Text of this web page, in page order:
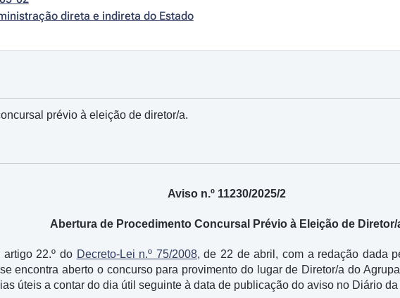
direta e indireta do Estado
prévio à eleição de diretor/a.
Aviso n.º 11230/2025/2
Abertura de Procedimento Concursal Prévio à Eleição de Diretor/
22.º do Decreto-Lei n.º 75/2008, de 22 de abril, com a redação dada
encontra aberto o concurso para provimento do lugar de Diretor/a do
úteis a contar do dia útil seguinte à data de publicação do aviso no Diário